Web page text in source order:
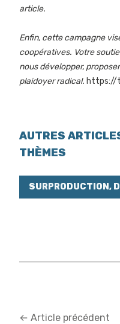
article.
Enfin, cette campagne
coopératives. Votre
nous développer,
plaidoyer radical. https://
AUTRES
THÈMES
SURPRODUCTION,
← Article précédent